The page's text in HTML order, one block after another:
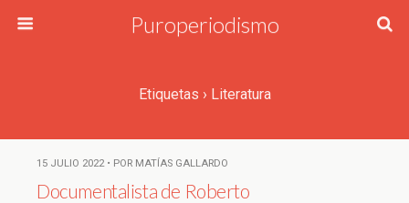
Puroperiodismo
Etiquetas › Literatura
15 JULIO 2022 • POR MATÍAS GALLARDO
Documentalista de Roberto